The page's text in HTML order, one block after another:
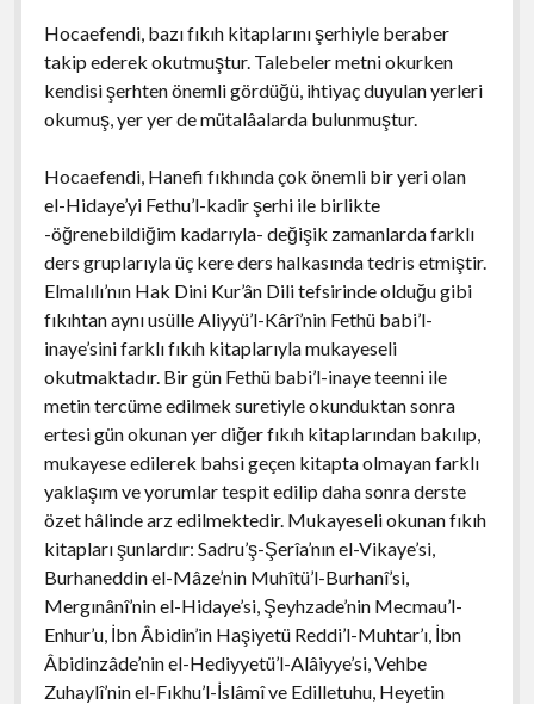
Hocaefendi, bazı fıkıh kitaplarını şerhiyle beraber
takip ederek okutmuştur. Talebeler metni okurken
kendisi şerhten önemli gördüğü, ihtiyaç duyulan yerleri
okumuş, yer yer de mütalâalarda bulunmuştur.
Hocaefendi, Hanefi fıkhında çok önemli bir yeri olan
el-Hidaye’yi Fethu’l-kadir şerhi ile birlikte
-öğrenebildiğim kadarıyla- değişik zamanlarda farklı
ders gruplarıyla üç kere ders halkasında tedris etmiştir.
Elmalılı’nın Hak Dini Kur’ân Dili tefsirinde olduğu gibi
fıkıhtan aynı usülle Aliyyü’l-Kârî’nin Fethü babi’l-
inaye’sini farklı fıkıh kitaplarıyla mukayeseli
okutmaktadır. Bir gün Fethü babi’l-inaye teenni ile
metin tercüme edilmek suretiyle okunduktan sonra
ertesi gün okunan yer diğer fıkıh kitaplarından bakılıp,
mukayese edilerek bahsi geçen kitapta olmayan farklı
yaklaşım ve yorumlar tespit edilip daha sonra derste
özet hâlinde arz edilmektedir. Mukayeseli okunan fıkıh
kitapları şunlardır: Sadru’ş-Şerîa’nın el-Vikaye’si,
Burhaneddin el-Mâze’nin Muhîtü’l-Burhanî’si,
Mergınânî’nin el-Hidaye’si, Şeyhzade’nin Mecmau’l-
Enhur’u, İbn Âbidin’in Haşiyetü Reddi’l-Muhtar’ı, İbn
Âbidinzâde’nin el-Hediyyetü’l-Alâiyye’si, Vehbe
Zuhaylî’nin el-Fıkhu’l-İslâmî ve Edilletuhu, Heyetin